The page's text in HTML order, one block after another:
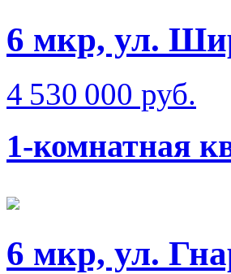
6 мкр, ул.
4 530 000 руб.
1-комнатная
6 мкр, ул.